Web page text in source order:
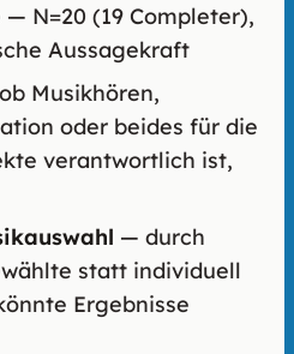
— N=20 (19 Completer),
Aussagekraft
Musikhören,
oder beides für die
verantwortlich ist,
— durch
statt individuell
Ergebnisse